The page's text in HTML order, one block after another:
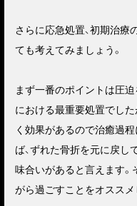
さらに応急処置、初期治
ても考えてみましょう。
まず一番のポイントは圧
における最重要処置でし
く効果があるので治癒過
ば、ずれた骨折を元に戻
味合いがあると言えます。
がら過ごすこと をオススメ